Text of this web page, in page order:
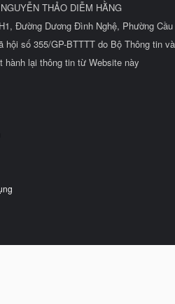
THẢO DIỄM HẰNG
Đường Dương Đình Nghệ, Phường
hội số 355/GP-BTTTT do Bộ Thông tin
hành lại thông tin từ Website này